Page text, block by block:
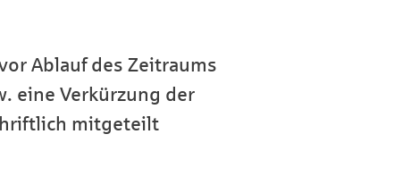
Ablauf des Zeitraums
eine Verkürzung der
mitgeteilt